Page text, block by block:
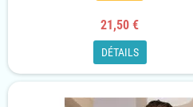
21,50 €
DÉTAILS